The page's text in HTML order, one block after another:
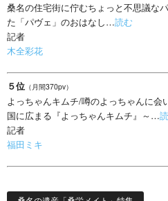
桑名の住宅街に佇むちょっと不思議な
た「パヴェ」のおはなし…読む
記者
木全彩花
５位 （月間370pv）
よっちゃんキムチ/噂のよっちゃんに会
国に広まる『よっちゃんキムチ』～…
記者
福田ミキ